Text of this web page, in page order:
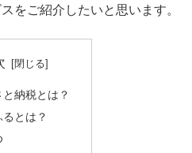
をご紹介したいと思います。
納税とは？
るとは？